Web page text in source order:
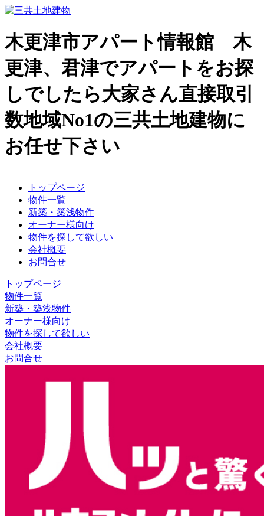
木更津市アパート情報館 木
更津、君津でアパートをお探
しでしたら大家さん直接取引
数地域No1の三共土地建物に
お任せ下さい
トップページ
物件一覧
新築・築浅物件
オーナー様向け
物件を探して欲しい
会社概要
お問合せ
トップページ
物件一覧
新築・築浅物件
オーナー様向け
物件を探して欲しい
会社概要
お問合せ